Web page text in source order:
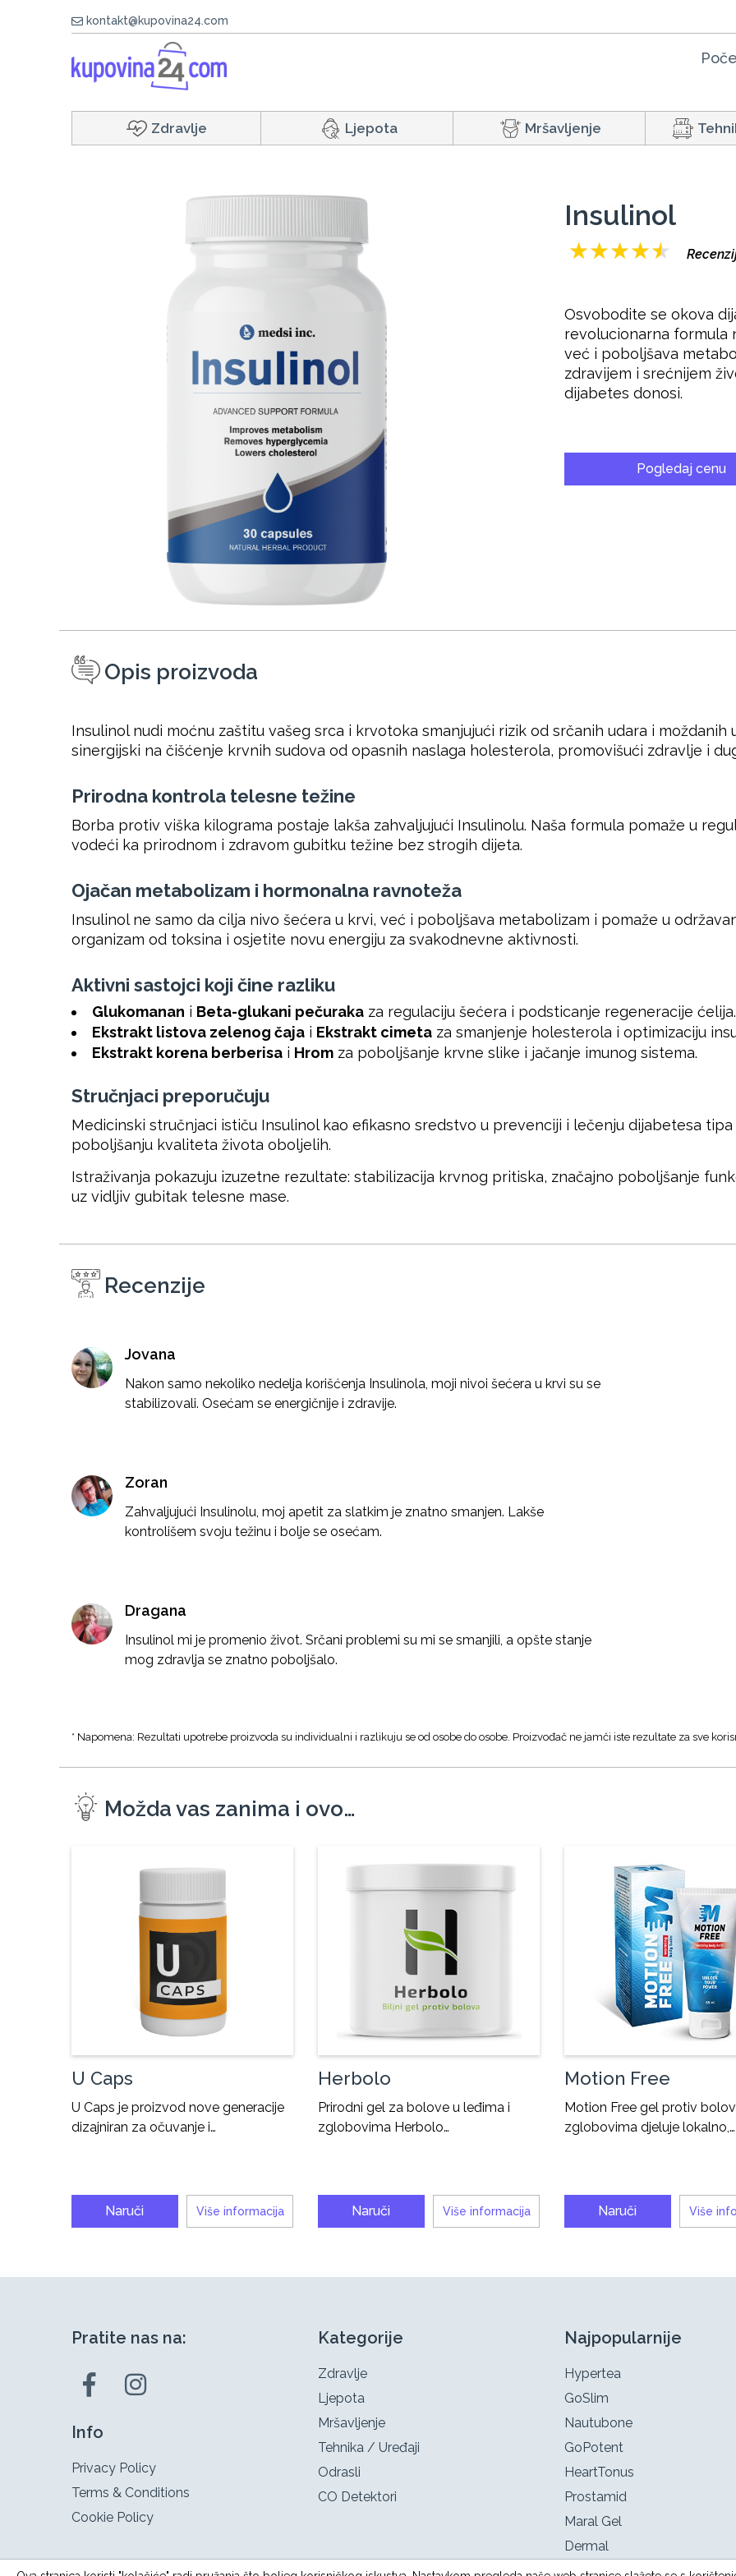
kontakt@kupovina24.com
Zdravlje Ljepota Mršavljenje
Insulinol
★★★★★
Osvobodite se okova
revolucionarna formula
već i poboljšava
zdravijem i srećnijem
dijabetes donosi.
Pogledaj cenu
Opis proizvoda
Insulinol nudi moćnu zaštitu vašeg srca i krvotoka smanjujući rizik od srčanih udara i moždanih
sinergijski na čišćenje krvnih sudova od opasnih naslaga holesterola, promovišući zdravlje i
Prirodna kontrola telesne težine
Borba protiv viška kilograma postaje lakša zahvaljujući Insulinolu. Naša formula pomaže u
vodeći ka prirodnom i zdravom gubitku težine bez strogih dijeta.
Ojačan metabolizam i hormonalna ravnoteža
Insulinol ne samo da cilja nivo šećera u krvi, već i poboljšava metabolizam i pomaže u
organizam od toksina i osjetite novu energiju za svakodnevne aktivnosti.
Aktivni sastojci koji čine razliku
Glukomanan i Beta-glukani pečuraka za regulaciju šećera i podsticanje regeneracije ćelija.
Ekstrakt listova zelenog čaja i Ekstrakt cimeta za smanjenje holesterola i optimizaciju
Ekstrakt korena berberisa i Hrom za poboljšanje krvne slike i jačanje imunog sistema.
Stručnjaci preporučuju
Medicinski stručnjaci ističu Insulinol kao efikasno sredstvo u prevenciji i lečenju dijabetesa
poboljšanju kvaliteta života oboljelih.
Istraživanja pokazuju izuzetne rezultate: stabilizacija krvnog pritiska, značajno poboljšanje
uz vidljiv gubitak telesne mase.
Recenzije
Jovana
Nakon samo nekoliko nedelja korišćenja Insulinola, moji nivoi šećera u krvi su se
stabilizovali. Osećam se energičnije i zdravije.
Zoran
Zahvaljujući Insulinolu, moj apetit za slatkim je znatno smanjen. Lakše
kontrolišem svoju težinu i bolje se osećam.
Dragana
Insulinol mi je promenio život. Srčani problemi su mi se smanjili, a opšte stanje
mog zdravlja se znatno poboljšalo.
* Napomena: Rezultati upotrebe proizvoda su individualni i razlikuju se od osobe do osobe. Proizvođač ne jamči iste rezultate za sve
Možda vas zanima i ovo…
U Caps
U Caps je proizvod nove generacije
dizajniran za očuvanje i…
Naruči Više informacija
Herbolo
Prirodni gel za bolove u leđima i
zglobovima Herbolo…
Naruči Više informacija
Motion Free
Motion Free gel protiv
zglobovima djeluje lokalno,…
Naruči Više
Pratite nas na:
Info
Privacy Policy
Terms & Conditions
Cookie Policy
Kategorije
Zdravlje
Ljepota
Mršavljenje
Tehnika / Uređaji
Odrasli
CO Detektori
Najpopularnije
Hypertea
GoSlim
Nautubone
GoPotent
HeartTonus
Prostamid
Maral Gel
Dermal